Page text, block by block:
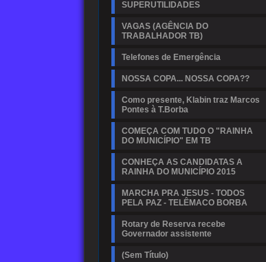
SUPERUTILIDADES
VAGAS (AGÊNCIA DO
TRABALHADOR TB)
Telefones de Emergência
NOSSA COPA... NOSSA COPA??
Como presente, Klabin traz Marcos
Pontes à T.Borba
COMEÇA COM TUDO O "RAINHA
DO MUNICÍPIO" EM TB
CONHEÇA AS CANDIDATAS A
RAINHA DO MUNICÍPIO 2015
MARCHA PRA JESUS - TODOS
PELA PAZ - TELÊMACO BORBA
Rotary de Reserva recebe
Governador assistente
(Sem Título)